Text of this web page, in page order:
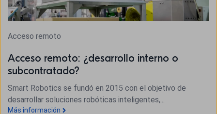
Acceso remoto
Acceso remoto: ¿desarrollo interno o
subcontratado?
Smart Robotics se fundó en 2015 con el objetivo de
desarrollar soluciones robóticas inteligentes,...
Más información